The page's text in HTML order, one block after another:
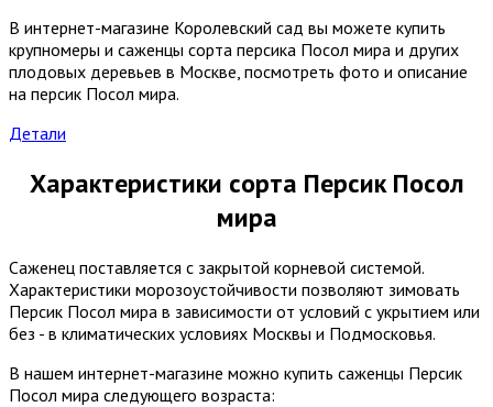
В интернет-магазине Королевский сад вы можете купить
крупномеры и саженцы сорта персика Посол мира и других
плодовых деревьев в Москве, посмотреть фото и описание
на персик Посол мира.
Детали
Характеристики сорта Персик Посол
мира
Саженец поставляется с закрытой корневой системой.
Характеристики морозоустойчивости позволяют зимовать
Персик Посол мира в зависимости от условий с укрытием или
без - в климатических условиях Москвы и Подмосковья.
В нашем интернет-магазине можно купить саженцы Персик
Посол мира следующего возраста: